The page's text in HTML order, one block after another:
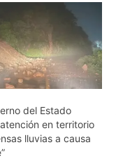
del Estado
en territorio
lluvias a causa